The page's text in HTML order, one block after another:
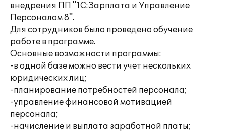
внедрения ПП "1С:Зарплата и Управление
Персоналом 8".
Для сотрудников было проведено обучение
работе в программе.
Основные возможности программы:
-в одной базе можно вести учет нескольких
юридических лиц;
-планирование потребностей персонала;
-управление финансовой мотивацией
персонала;
-начисление и выплата заработной платы;